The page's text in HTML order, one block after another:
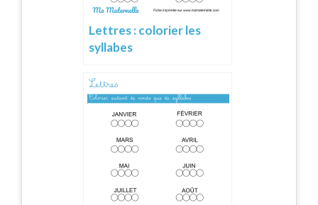
Lettres : colorier les
syllabes